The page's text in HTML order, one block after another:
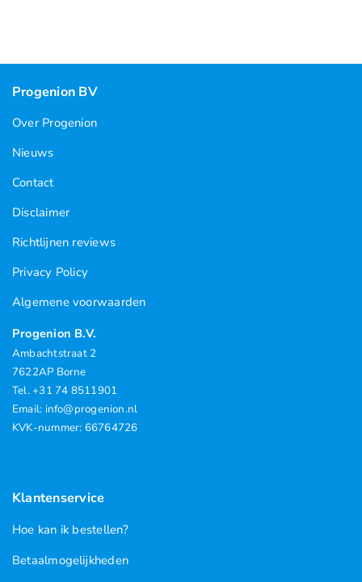
Progenion BV
Over Progenion
Nieuws
Contact
Disclaimer
Richtlijnen reviews
Privacy Policy
Algemene voorwaarden
Progenion B.V.
Ambachtstraat 2
7622AP Borne
Tel. +31 74 8511901
Email: info@progenion.nl
KVK-nummer: 66764726
Klantenservice
Hoe kan ik bestellen?
Betaalmogelijkheden